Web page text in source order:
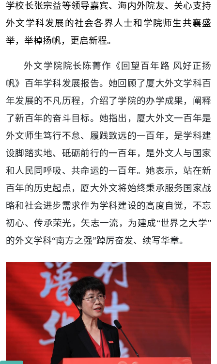
学校长张宗益等领导嘉宾、海内外院友、关心支持
外文学科发展的社会各界人士和学院师生共襄盛
举，举棹扬帆，更启新程。
外文学院院长陈菁作《回望百年路 风好正扬
帆》百年学科发展报告。她回顾了厦大外文学科百
年发展的不凡历程，介绍了学院的办学成果，阐释
了新百年的奋斗目标。她指出，厦大外文一百年是
外文师生笃行不怠、履践致远的一百年，是学科建
设脚踏实地、砥砺前行的一百年，是外文人与国家
和人民同呼吸、共命运的一百年。她表示，站在新
百年的历史起点，厦大外文将始终秉承服务国家战
略和社会进步需求作为学科建设的高度自觉，不忘
初心、传承荣光，矢志一流，为建成“世界之大学”
的外文学科“南方之强”踔厉奋发、续写华章。